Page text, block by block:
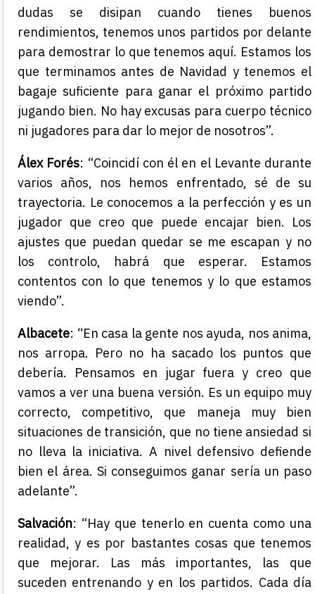
dudas se disipan cuando tienes buenos
rendimientos, tenemos unos partidos por delante
para demostrar lo que tenemos aquí. Estamos los
que terminamos antes de Navidad y tenemos el
bagaje suficiente para ganar el próximo partido
jugando bien. No hay excusas para cuerpo técnico
ni jugadores para dar lo mejor de nosotros”.
Álex Forés: “Coincidí con él en el Levante durante
varios años, nos hemos enfrentado, sé de su
trayectoria. Le conocemos a la perfección y es un
jugador que creo que puede encajar bien. Los
ajustes que puedan quedar se me escapan y no
los controlo, habrá que esperar. Estamos
contentos con lo que tenemos y lo que estamos
viendo”.
Albacete: “En casa la gente nos ayuda, nos anima,
nos arropa. Pero no ha sacado los puntos que
debería. Pensamos en jugar fuera y creo que
vamos a ver una buena versión. Es un equipo muy
correcto, competitivo, que maneja muy bien
situaciones de transición, que no tiene ansiedad si
no lleva la iniciativa. A nivel defensivo defiende
bien el área. Si conseguimos ganar sería un paso
adelante”.
Salvación: “Hay que tenerlo en cuenta como una
realidad, y es por bastantes cosas que tenemos
que mejorar. Las más importantes, las que
suceden entrenando y en los partidos. Cada día